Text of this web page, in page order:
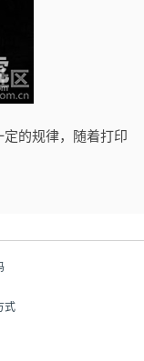
的规律，随着打印
式